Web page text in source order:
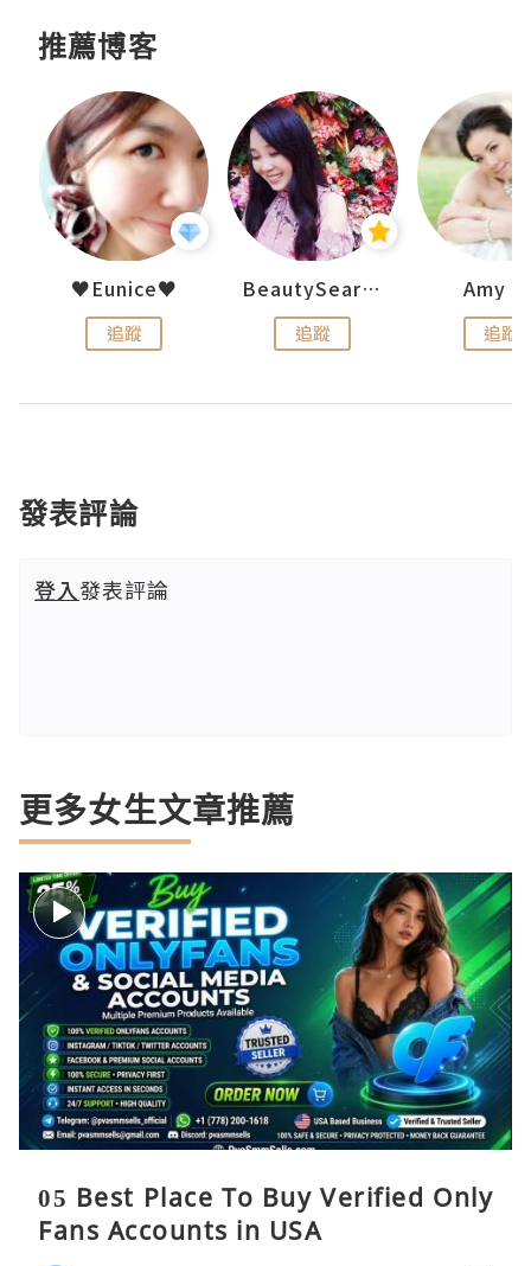
推薦博客
♥Eunice♥
追蹤
BeautySearch
追蹤
Amy
追蹤
發表評論
登入發表評論
更多女生文章推薦
05 Best Place To Buy Verified Only
Fans Accounts in USA